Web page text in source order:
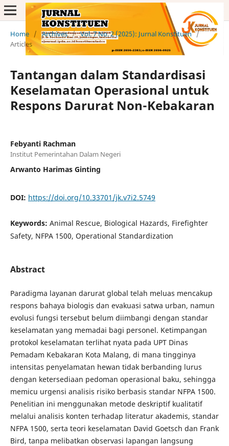
Home / Archives / Vol. 7 No. 2 (2025): Jurnal Konstituen /
Articles
Tantangan dalam Standardisasi
Keselamatan Operasional untuk
Respons Darurat Non-Kebakaran
Febyanti Rachman
Institut Pemerintahan Dalam Negeri
Arwanto Harimas Ginting
DOI: https://doi.org/10.33701/jk.v7i2.5749
Keywords: Animal Rescue, Biological Hazards, Firefighter
Safety, NFPA 1500, Operational Standardization
Abstract
Paradigma layanan darurat global telah meluas mencakup
respons bahaya biologis dan evakuasi satwa urban, namun
evolusi fungsi tersebut belum diimbangi dengan standar
keselamatan yang memadai bagi personel. Ketimpangan
protokol keselamatan terlihat nyata pada UPT Dinas
Pemadam Kebakaran Kota Malang, di mana tingginya
intensitas penyelamatan hewan tidak berbanding lurus
dengan ketersediaan pedoman operasional baku, sehingga
memicu urgensi analisis risiko berbasis standar NFPA 1500.
Penelitian ini menggunakan metode deskriptif kualitatif
melalui analisis konten terhadap literatur akademis, standar
NFPA 1500, serta teori keselamatan David Goetsch dan Frank
Bird, tanpa melibatkan observasi lapangan langsung